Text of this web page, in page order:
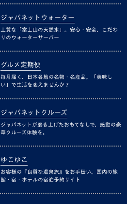
ジャパネットウォーター
上質な「富士山の天然水」。安心・安全、こだわ
りのウォーターサーバー
グルメ定期便
毎月届く、日本各地の名物・名産品。「美味し
い」で生活を変えませんか？
ジャパネットクルーズ
ジャパネットが磨き上げたおもてなしで、感動の豪
華クルーズ体験を。
ゆこゆこ
お客様の『良質な温泉旅』をお手伝い。国内の旅
館・宿・ホテルの宿泊予約サイト